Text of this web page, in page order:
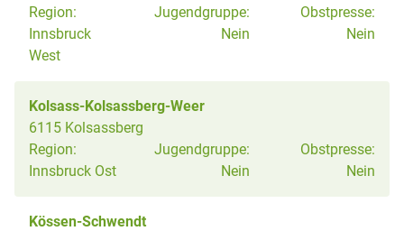
Region:
Innsbruck
West
Jugendgruppe:
Nein
Obstpresse:
Nein
Kolsass-Kolsassberg-Weer
6115 Kolsassberg
Region:
Innsbruck Ost
Jugendgruppe:
Nein
Obstpresse:
Nein
Kössen-Schwendt